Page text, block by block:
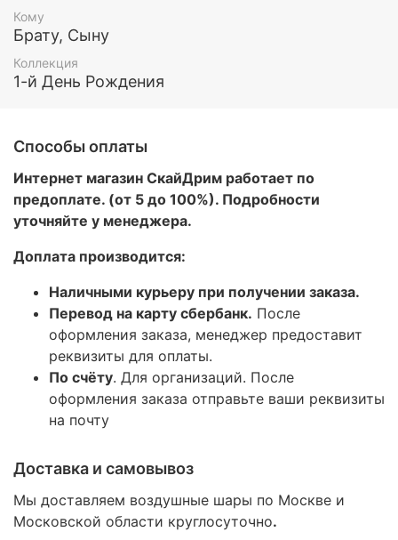
Кому
Брату, Сыну
Коллекция
1-й День Рождения
Способы оплаты
Интернет магазин СкайДрим работает по
предоплате. (от 5 до 100%). Подробности
уточняйте у менеджера.
Доплата производится:
Наличными курьеру при получении заказа.
Перевод на карту сбербанк. После
оформления заказа, менеджер предоставит
реквизиты для оплаты.
По счёту. Для организаций. После
оформления заказа отправьте ваши реквизиты
на почту
Доставка и самовывоз
Мы доставляем воздушные шары по Москве и
Московской области круглосуточно.